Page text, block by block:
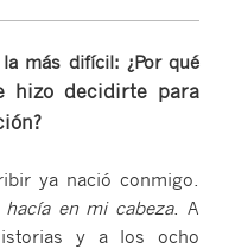
más difícil: ¿Por qué
hizo decidirte para
ya nació conmigo.
hacía en mi cabeza. A
y a los ocho